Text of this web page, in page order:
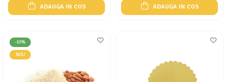
ADAUGA IN COS ADAUGA IN COS
-10%
NOU